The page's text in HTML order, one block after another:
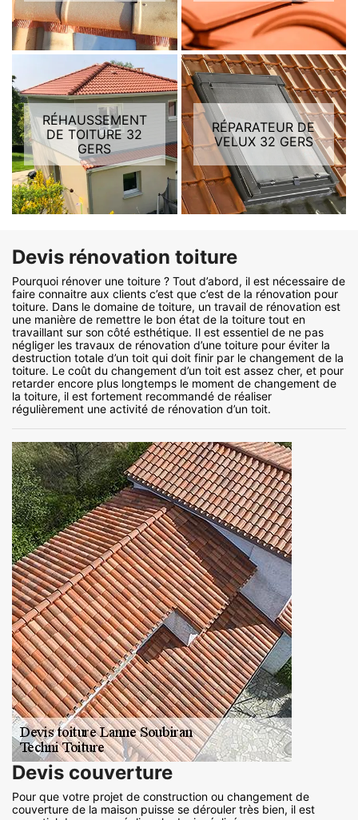
RÉHAUSSEMENT
DE TOITURE 32
GERS
RÉPARATEUR DE
VELUX 32 GERS
Devis rénovation toiture
Pourquoi rénover une toiture ? Tout d’abord, il est nécessaire de
faire connaitre aux clients c’est que c’est de la rénovation pour
toiture. Dans le domaine de toiture, un travail de rénovation est
une manière de remettre le bon état de la toiture tout en
travaillant sur son côté esthétique. Il est essentiel de ne pas
négliger les travaux de rénovation d’une toiture pour éviter la
destruction totale d’un toit qui doit finir par le changement de la
toiture. Le coût du changement d’un toit est assez cher, et pour
retarder encore plus longtemps le moment de changement de
la toiture, il est fortement recommandé de réaliser
régulièrement une activité de rénovation d’un toit.
Devis couverture
Pour que votre projet de construction ou changement de
couverture de la maison puisse se dérouler très bien, il est